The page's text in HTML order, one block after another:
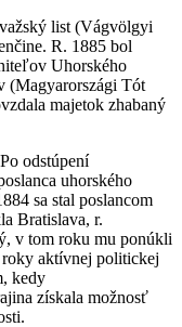
list (Vágvölgyi
R. 1885 bol
Uhorského
(Magyarországi Tót
majetok zhabaný
odstúpení
uhorského
sa stal poslancom
Bratislava, r.
v tom roku mu ponúkli
roky aktívnej politickej
kedy
získala možnosť